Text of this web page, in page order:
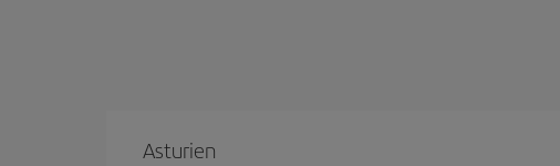
Asturien